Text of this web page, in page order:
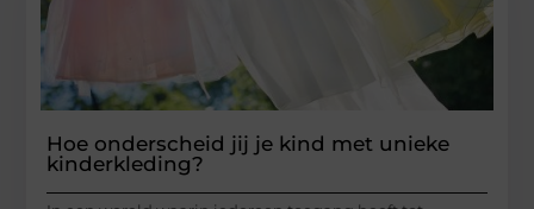
Hoe onderscheid jij je kind met unieke
kinderkleding?